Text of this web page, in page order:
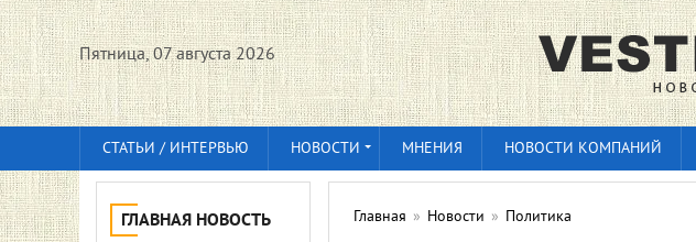
Пятница, 07 августа 2026
СТАТЬИ / ИНТЕРВЬЮ НОВОСТИ МНЕНИЯ НОВОСТИ КОМПАНИЙ
ГЛАВНАЯ НОВОСТЬ Главная » Новости » Политика